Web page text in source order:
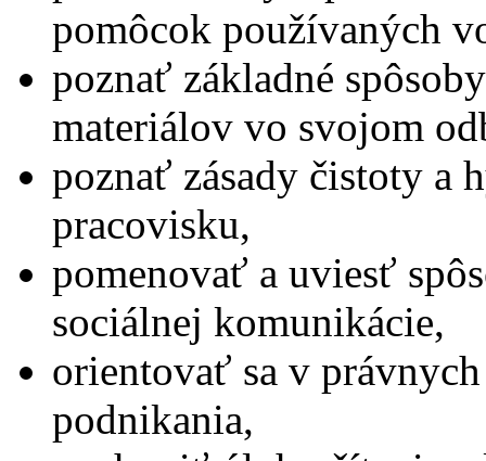
pomôcok používaných
poznať základné
materiálov vo svojom
poznať zásady čistoty a
pracovisku,
pomenovať a uviesť
sociálnej komunikácie,
orientovať sa v
podnikania,